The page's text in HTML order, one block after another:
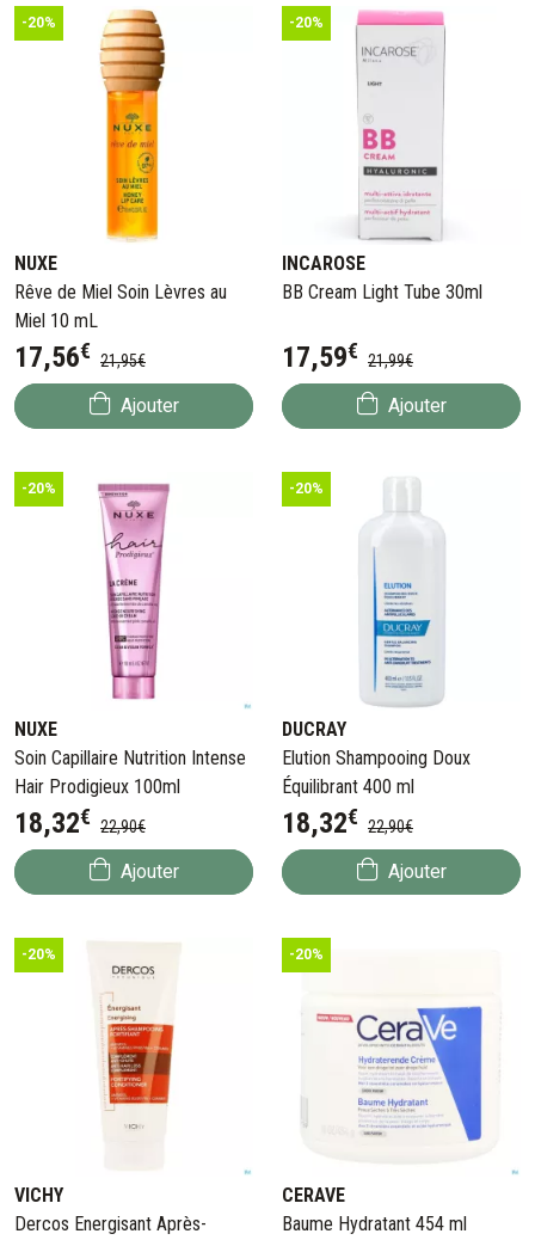
-20%
NUXE
Rêve de Miel Soin Lèvres au
Miel 10 mL
17,56€ 21,95€
Ajouter
-20%
INCAROSE
BB Cream Light Tube 30ml
17,59€ 21,99€
Ajouter
-20%
NUXE
Soin Capillaire Nutrition Intense
Hair Prodigieux 100ml
18,32€ 22,90€
Ajouter
-20%
DUCRAY
Elution Shampooing Doux
Équilibrant 400 ml
18,32€ 22,90€
Ajouter
-20%
VICHY
Dercos Energisant Après-
-20%
CERAVE
Baume Hydratant 454 ml